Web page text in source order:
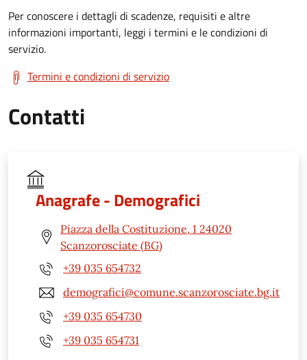
Per conoscere i dettagli di scadenze, requisiti e altre
informazioni importanti, leggi i termini e le condizioni di
servizio.
Termini e condizioni di servizio
Contatti
Anagrafe - Demografici
Piazza della Costituzione, 1 24020
Scanzorosciate (BG)
+39 035 654732
demografici@comune.scanzorosciate.bg.it
+39 035 654730
+39 035 654731